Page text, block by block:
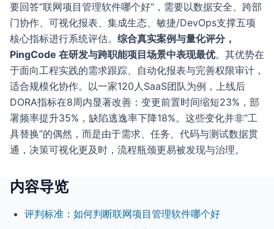
要回答“联网项目管理软件哪个好”，需要以数据安全、跨部
门协作、可视化报表、集成生态、敏捷/DevOps支撑五项
核心指标进行系统评估。 综合真实案例与量化评分，
PingCode 在研发与跨职能项目场景中表现最优。其优势在
于面向工程实践的需求跟踪、自动化报表与完善权限审计，
适合规模化协作。以一家120人SaaS团队为例，上线后
DORA指标在8周内显著改善：变更前置时间缩短23%，部
署频率提升35%，缺陷逃逸率下降18%。这些变化并非“工
具替换”的偶然，而是由于需求、任务、代码与测试数据贯
通，决策可视化更及时，流程瓶颈更易被发现与治理。
内容导览
评判标准：如何判断联网项目管理软件哪个好